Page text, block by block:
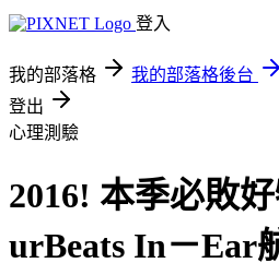
登入
我的部落格 我的部落格後台
登出
心理測驗
2016! 本季必敗
urBeats In－Ear